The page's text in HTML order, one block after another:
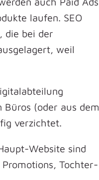
laufen. SEO
die bei der
weil
(oder aus dem
verzichtet.
Website sind
Tochter-